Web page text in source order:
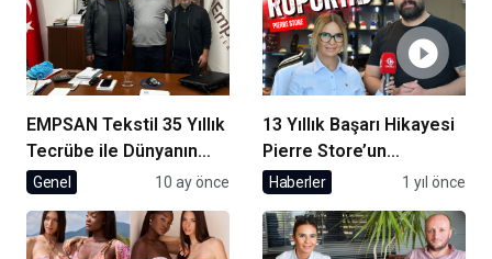
EMPSAN Tekstil 35 Yıllık
Tecrübe ile Dünyanın
Markalarına Üretim
Genel 10 ay önce
13 Yıllık Başarı Hikayesi
Pierre Store’un
Kurucusu İbrahim
Haberler 1 yıl önce